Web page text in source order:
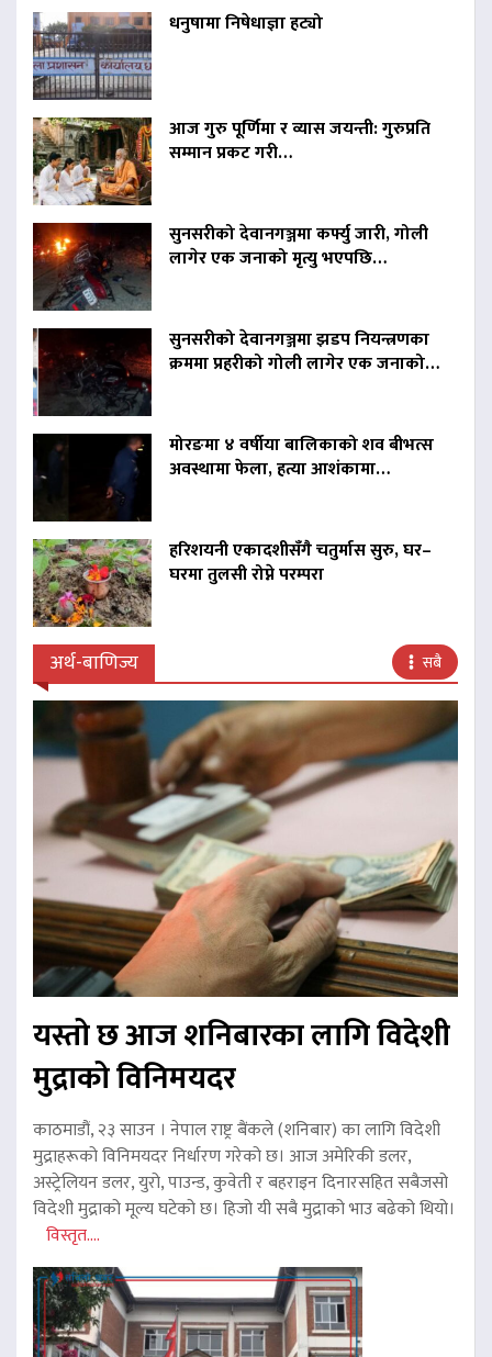
धनुषामा निषेधाज्ञा हट्यो
आज गुरु पूर्णिमा र व्यास जयन्ती: गुरुप्रति
सम्मान प्रकट गरी…
सुनसरीको देवानगञ्जमा कर्फ्यु जारी, गोली
लागेर एक जनाको मृत्यु भएपछि…
सुनसरीको देवानगञ्जमा झडप नियन्त्रणका
क्रममा प्रहरीको गोली लागेर एक जनाको…
मोरङमा ४ वर्षीया बालिकाको शव बीभत्स
अवस्थामा फेला, हत्या आशंकामा…
हरिशयनी एकादशीसँगै चतुर्मास सुरु, घर–
घरमा तुलसी रोप्ने परम्परा
अर्थ-बाणिज्य सबै
यस्तो छ आज शनिबारका लागि विदेशी
मुद्राको विनिमयदर
काठमाडौं, २३ साउन । नेपाल राष्ट्र बैंकले (शनिबार) का लागि विदेशी
मुद्राहरूको विनिमयदर निर्धारण गरेको छ। आज अमेरिकी डलर,
अस्ट्रेलियन डलर, युरो, पाउन्ड, कुवेती र बहराइन दिनारसहित सबैजसो
विदेशी मुद्राको मूल्य घटेको छ। हिजो यी सबै मुद्राको भाउ बढेको थियो।
विस्तृत....